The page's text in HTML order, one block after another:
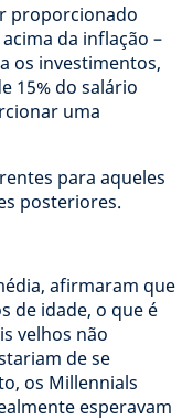
proporcionado
da inflação –
os investimentos,
15% do salário
uma
para aqueles
posteriores.
afirmaram que
de idade, o que é
velhos não
de se
os Millennials
esperavam